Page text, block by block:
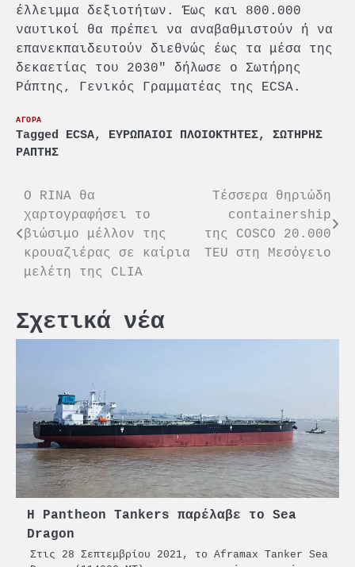
έλλειμμα δεξιοτήτων. Έως και 800.000
ναυτικοί θα πρέπει να αναβαθμιστούν ή να
επανεκπαιδευτούν διεθνώς έως τα μέσα της
δεκαετίας του 2030″ δήλωσε ο Σωτήρης
Ράπτης, Γενικός Γραμματέας της ECSA.
ΑΓΟΡΑ
Tagged ECSA, ΕΥΡΩΠΑΙΟΙ ΠΛΟΙΟΚΤΗΤΕΣ, ΣΩΤΗΡΗΣ
ΡΑΠΤΗΣ
Πλοήγηση
άρθρων
Ο RINA θα
χαρτογραφήσει το
βιώσιμο μέλλον της
κρουαζιέρας σε καίρια
μελέτη της CLIA
Τέσσερα θηριώδη
containership
της COSCO 20.000
TEU στη Μεσόγειο
Σχετικά νέα
Η Pantheon Tankers παρέλαβε το Sea
Dragon
Στις 28 Σεπτεμβρίου 2021, το Aframax Tanker Sea